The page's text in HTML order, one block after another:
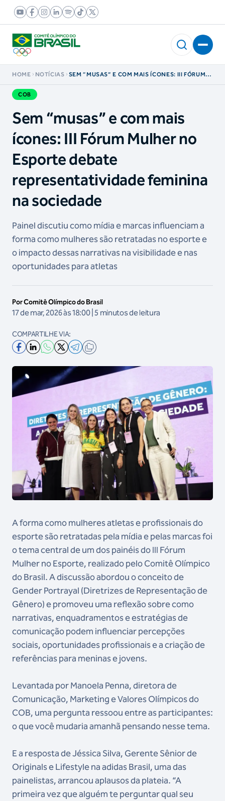
HOME NOTÍCIAS
SEM “MUSAS” E COM MAIS ÍCONES: III FÓRUM
COB
Sem “musas” e com mais
ícones: III Fórum Mulher no
Esporte debate
representatividade feminina
na sociedade
Painel discutiu como mídia e marcas influenciam a
forma como mulheres são retratadas no esporte e
o impacto dessas narrativas na visibilidade e nas
oportunidades para atletas
Por Comitê Olímpico do Brasil
17 de mar, 2026 às 18:00 | 5 minutos de leitura
COMPARTILHE VIA:
A forma como mulheres atletas e profissionais do
esporte são retratadas pela mídia e pelas marcas foi
o tema central de um dos painéis do III Fórum
Mulher no Esporte, realizado pelo Comitê Olímpico
do Brasil. A discussão abordou o conceito de
Gender Portrayal (Diretrizes de Representação de
Gênero) e promoveu uma reflexão sobre como
narrativas, enquadramentos e estratégias de
comunicação podem influenciar percepções
sociais, oportunidades profissionais e a criação de
referências para meninas e jovens.
Levantada por Manoela Penna, diretora de
Comunicação, Marketing e Valores Olímpicos do
COB, uma pergunta ressoou entre as participantes:
o que você mudaria amanhã pensando nesse tema.
E a resposta de Jéssica Silva, Gerente Sênior de
Originals e Lifestyle na adidas Brasil, uma das
painelistas, arrancou aplausos da plateia. “A
primeira vez que alguém te perguntar qual seu